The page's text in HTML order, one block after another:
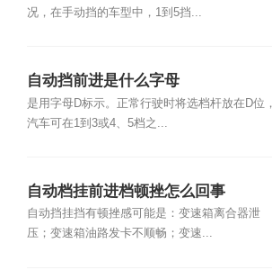
况，在手动挡的车型中，1到5挡...
自动挡前进是什么字母
是用字母D标示。正常行驶时将选档杆放在D位，
汽车可在1到3或4、5档之...
自动档挂前进档顿挫怎么回事
自动挡挂挡有顿挫感可能是：变速箱离合器泄
压；变速箱油路发卡不顺畅；变速...